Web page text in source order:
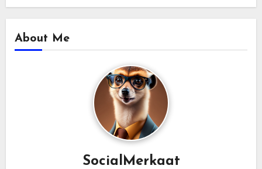
About Me
SocialMerkaat